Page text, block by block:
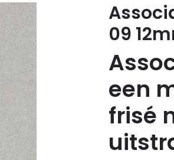
09
een
frisé